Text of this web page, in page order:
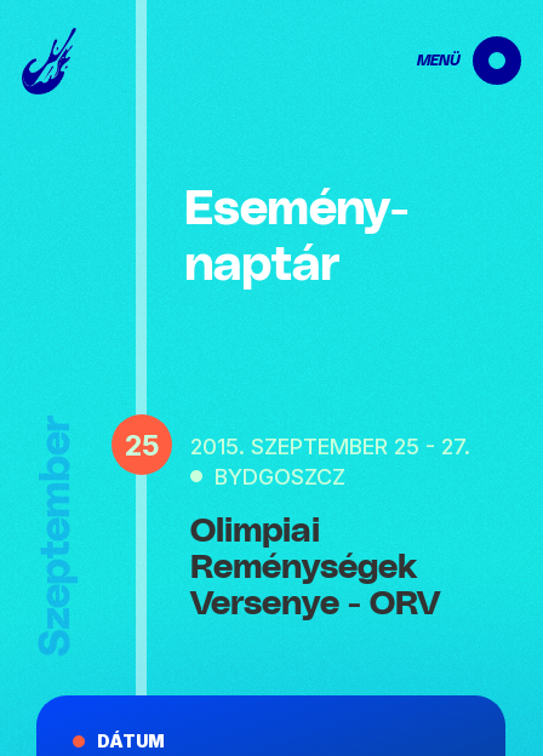
MENÜ
Esemény­
naptár
Szeptember 25
2015. SZEPTEMBER 25 - 27.
BYDGOSZCZ
Olimpiai
Reménységek
Versenye - ORV
DÁTUM